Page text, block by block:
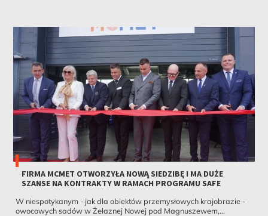
FIRMA MCMET OTWORZYŁA NOWĄ SIEDZIBĘ I MA DUŻE
SZANSE NA KONTRAKTY W RAMACH PROGRAMU SAFE
W niespotykanym - jak dla obiektów przemysłowych krajobrazie -
owocowych sadów w Żelaznej Nowej pod Magnuszewem,...